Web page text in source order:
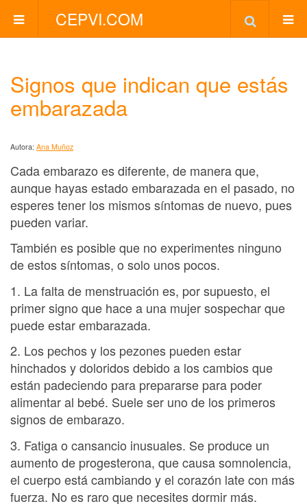
CEPVI.COM
Signos que indican que estás
embarazada
Autora: Ana Muñoz
Cada embarazo es diferente, de manera que,
aunque hayas estado embarazada en el pasado, no
esperes tener los mismos síntomas de nuevo, pues
pueden variar.
También es posible que no experimentes ninguno
de estos síntomas, o solo unos pocos.
1. La falta de menstruación es, por supuesto, el
primer signo que hace a una mujer sospechar que
puede estar embarazada.
2. Los pechos y los pezones pueden estar
hinchados y doloridos debido a los cambios que
están padeciendo para prepararse para poder
alimentar al bebé. Suele ser uno de los primeros
signos de embarazo.
3. Fatiga o cansancio inusuales. Se produce un
aumento de progesterona, que causa somnolencia,
el cuerpo está cambiando y el corazón late con más
fuerza. No es raro que necesites dormir más.